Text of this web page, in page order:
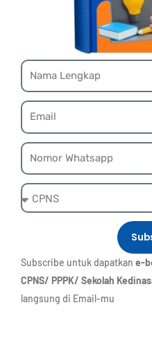
Name
Email
Whatsapp
Ebook
Subscribe untuk dapatkan e-
CPNS/ PPPK/ Sekolah
langsung di Email-mu